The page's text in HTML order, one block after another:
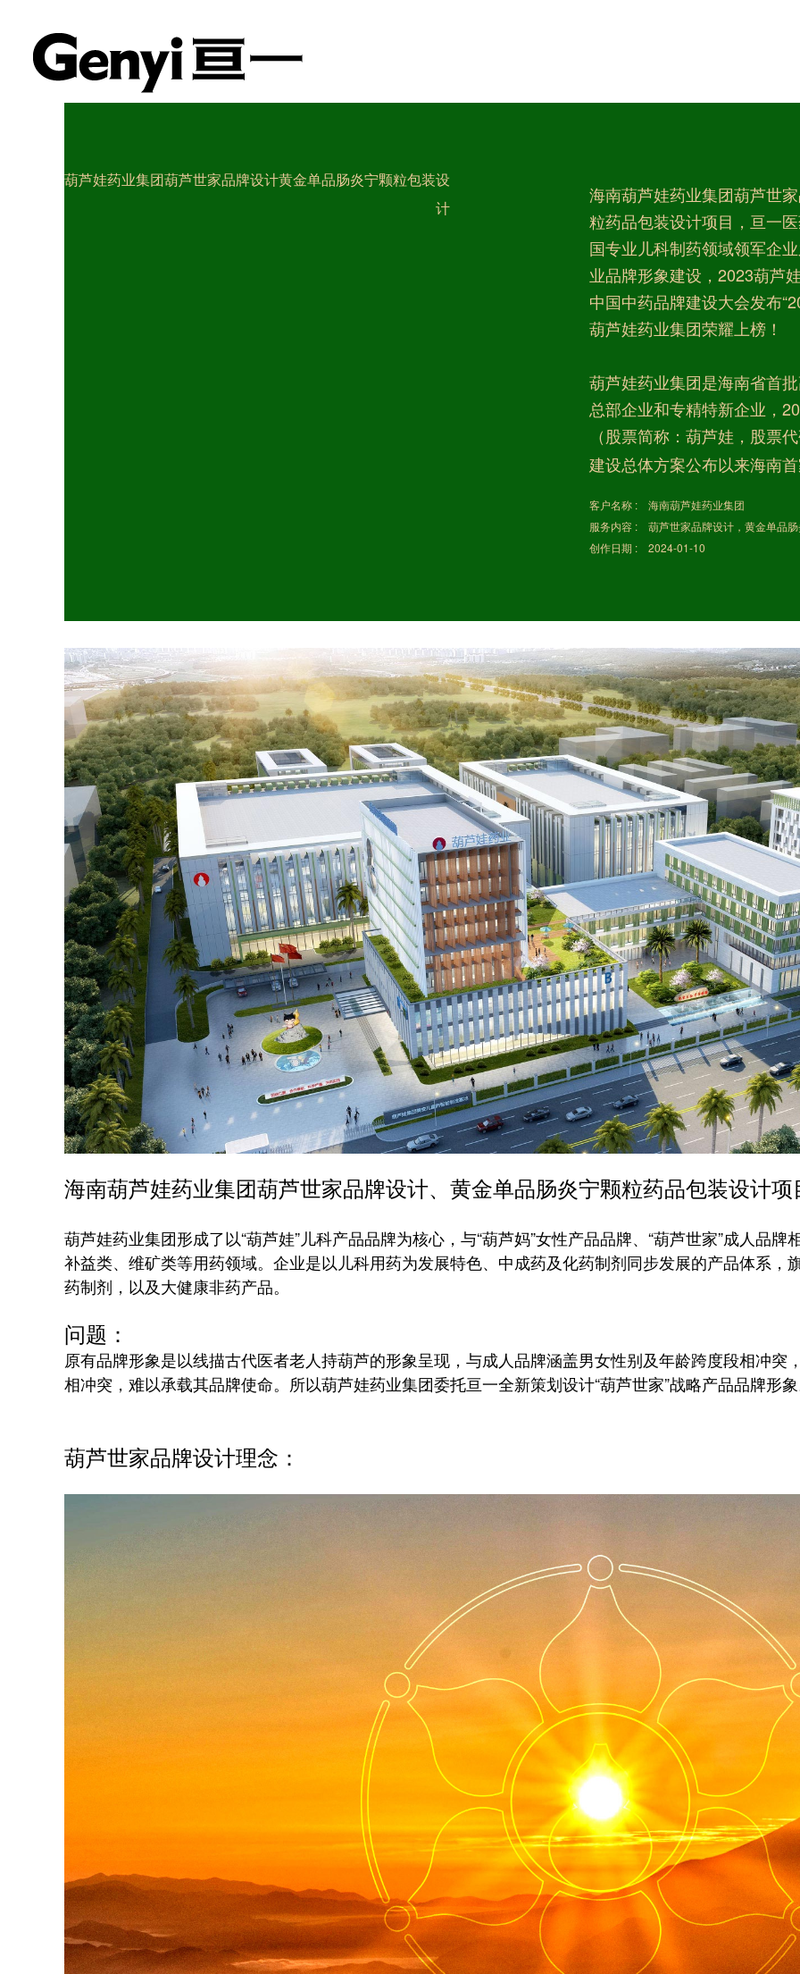
葫芦娃药业集团葫芦世家品牌设计黄金单品肠炎宁颗粒包装设
计
海南葫芦娃药业集团葫芦世
粒药品包装设计项目，亘一
国专业儿科制药领域领军企
业品牌形象建设，2023葫芦
中国中药品牌建设大会发布
葫芦娃药业集团荣耀上榜！
葫芦娃药业集团是海南省首
总部企业和专精特新企业，
（股票简称：葫芦娃，股票
建设总体方案公布以来海南
客户名称 : 海南葫芦娃药业集团
服务内容 : 葫芦世家品牌设计，黄金单品
创作日期 : 2024-01-10
海南葫芦娃药业集团葫芦世家品牌设计、黄金单品肠炎宁颗粒药品包装设计项
葫芦娃药业集团形成了以“葫芦娃”儿科产品品牌为核心，与“葫芦妈”女性产品品牌、“葫芦世家”成人品
补益类、维矿类等用药领域。企业是以儿科用药为发展特色、中成药及化药制剂同步发展的产品体系，
药制剂，以及大健康非药产品。
问题：
原有品牌形象是以线描古代医者老人持葫芦的形象呈现，与成人品牌涵盖男女性别及年龄跨度段相冲
相冲突，难以承载其品牌使命。所以葫芦娃药业集团委托亘一全新策划设计“葫芦世家”战略产品品牌形
葫芦世家品牌设计理念：